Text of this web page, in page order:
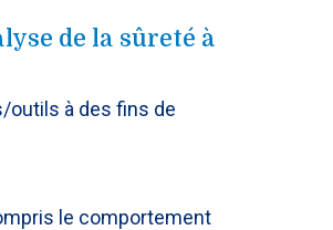
de la sûreté à
outils à des fins de
le comportement